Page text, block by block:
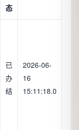
态
已
办
结
2026-06-
16
15:11:18.0